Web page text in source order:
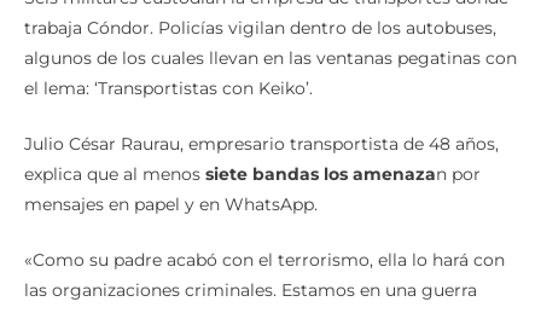
trabaja Cóndor. Policías vigilan dentro de los autobuses,
algunos de los cuales llevan en las ventanas pegatinas con
el lema: ‘Transportistas con Keiko’.
Julio César Raurau, empresario transportista de 48 años,
explica que al menos siete bandas los amenazan por
mensajes en papel y en WhatsApp.
«Como su padre acabó con el terrorismo, ella lo hará con
las organizaciones criminales. Estamos en una guerra